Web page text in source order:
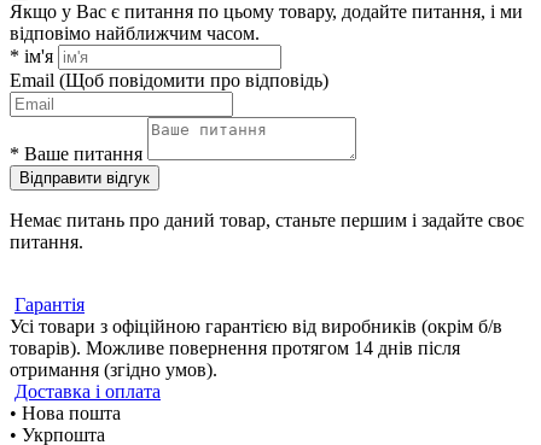
Якщо у Вас є питання по цьому товару, додайте питання, і ми
відповімо найближчим часом.
* ім'я
Email (Щоб повідомити про відповідь)
* Ваше питання
Відправити відгук
Немає питань про даний товар, станьте першим і задайте своє
питання.
Гарантія
Усі товари з офіційною гарантією від виробників (окрім б/в
товарів). Можливе повернення протягом 14 днів після
отримання (згідно умов).
Доставка і оплата
• Нова пошта
• Укрпошта